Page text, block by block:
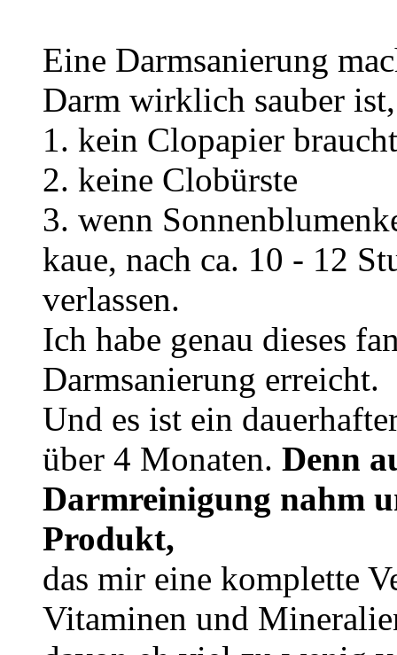
Eine Darmsanierung
Darm wirklich sauber
1. kein Clopapier braucht
2. keine Clobürste
3. wenn
kaue, nach ca. 10 - 12
verlassen.
Ich habe genau dieses
Darmsanierung erreicht.
Und es ist ein
über 4 Monaten. Denn
Darmreinigung nahm
Produkt,
das mir eine komplette
Vitaminen und